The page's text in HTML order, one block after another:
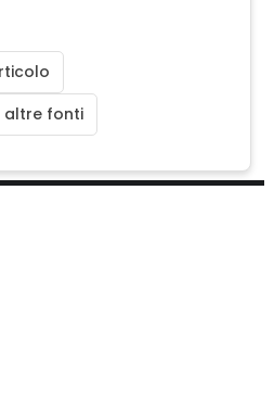
altre fonti